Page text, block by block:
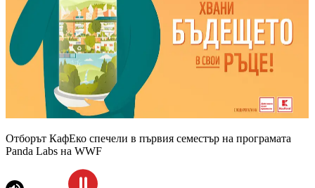
Отборът КафЕко спечели в първия семестър на програмата
Panda Labs на WWF